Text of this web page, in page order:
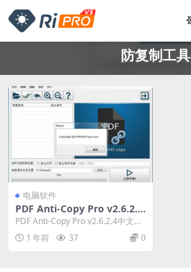
防复制工具
电脑软件
PDF Anti-Copy Pro v2.6.2.4
中文版 | 专业的PDF防复制工
PDF Anti-Copy Pro v2.6.2.4中文版
| 专业的PDF防复...
1 年前 37 0